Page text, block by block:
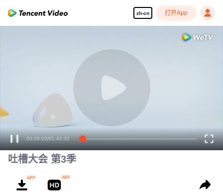
zh-cn 打开App
00:00:00/01:44:32
吐槽大会 第3季